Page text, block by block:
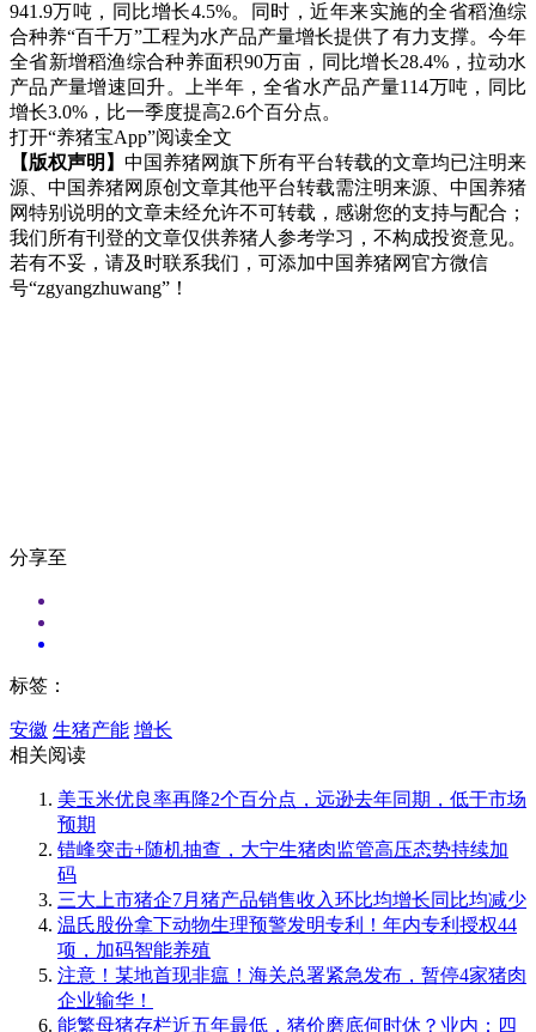
941.9万吨，同比增长4.5%。同时，近年来实施的全省稻渔综
合种养“百千万”工程为水产品产量增长提供了有力支撑。今年
全省新增稻渔综合种养面积90万亩，同比增长28.4%，拉动水
产品产量增速回升。上半年，全省水产品产量114万吨，同比
增长3.0%，比一季度提高2.6个百分点。
打开“养猪宝App”阅读全文
【版权声明】 中国养猪网旗下所有平台转载的文章均已注明来
源、中国养猪网原创文章其他平台转载需注明来源、中国养猪
网特别说明的文章未经允许不可转载，感谢您的支持与配合；
我们所有刊登的文章仅供养猪人参考学习，不构成投资意见。
若有不妥，请及时联系我们，可添加中国养猪网官方微信
号“zgyangzhuwang”！
分享至
标签：
安徽 生猪产能 增长
相关阅读
美玉米优良率再降2个百分点，远逊去年同期，低于市场
预期
错峰突击+随机抽查，大宁生猪肉监管高压态势持续加
码
三大上市猪企7月猪产品销售收入环比均增长同比均减少
温氏股份拿下动物生理预警发明专利！年内专利授权44
项，加码智能养殖
注意！某地首现非瘟！海关总署紧急发布，暂停4家猪肉
企业输华！
能繁母猪存栏近五年最低，猪价磨底何时休？业内：四